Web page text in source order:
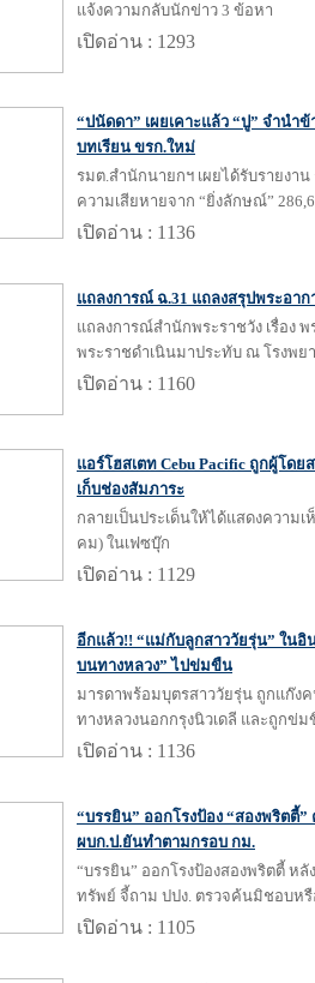
แจ้งความกลับนักข่าว 3 ข้อหา
เปิดอ่าน : 1293
“ปนัดดา” เผยเคาะแล้ว “ปู” จำนำ
บทเรียน ขรก.ใหม่
รมต.สำนักนายกฯ เผยได้รับรายงา
ความเสียหายจาก “ยิ่งลักษณ์”
เปิดอ่าน : 1136
แถลงการณ์ ฉ.31 แถลงสรุปพระอาก
แถลงการณ์สำนักพระราชวัง เรื่อง
พระราชดำเนินมาประทับ ณ โรงพย
เปิดอ่าน : 1160
แอร์โฮสเตท Cebu Pacific ถูกผู้โด
เก็บช่องสัมภาระ
กลายเป็นประเด็นให้ได้แสดงความ
คม) ในเฟซบุ๊ก
เปิดอ่าน : 1129
อีกแล้ว!! “แม่กับลูกสาววัยรุ่น” ในอิ
บนทางหลวง” ไปข่มขืน
มารดาพร้อมบุตรสาววัยรุ่น ถูกแก๊ง
ทางหลวงนอกกรุงนิวเดลี และถูกข่
เปิดอ่าน : 1136
“บรรยิน” ออกโรงป้อง “สองพริต
ผบก.ป.ยันทำตามกรอบ กม.
“บรรยิน” ออกโรงป้องสองพริตตี้ ห
ทรัพย์ จี้ถาม ปปง. ตรวจค้นมิชอบหรื
เปิดอ่าน : 1105